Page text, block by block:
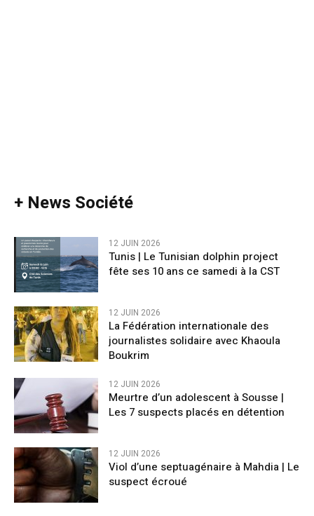
+ News Société
12 JUIN 2026
Tunis | Le Tunisian dolphin project
fête ses 10 ans ce samedi à la CST
12 JUIN 2026
La Fédération internationale des
journalistes solidaire avec Khaoula
Boukrim
12 JUIN 2026
Meurtre d’un adolescent à Sousse |
Les 7 suspects placés en détention
12 JUIN 2026
Viol d’une septuagénaire à Mahdia | Le
suspect écroué